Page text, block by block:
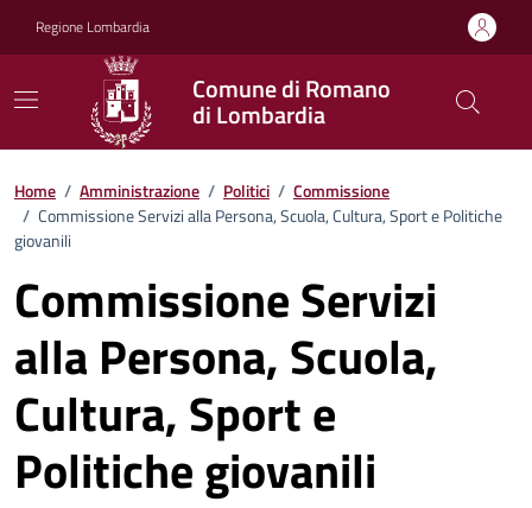
Regione Lombardia
Comune di Romano
di Lombardia
Home / Amministrazione / Politici / Commissione
/ Commissione Servizi alla Persona, Scuola, Cultura, Sport e Politiche
giovanili
Commissione Servizi
alla Persona, Scuola,
Cultura, Sport e
Politiche giovanili